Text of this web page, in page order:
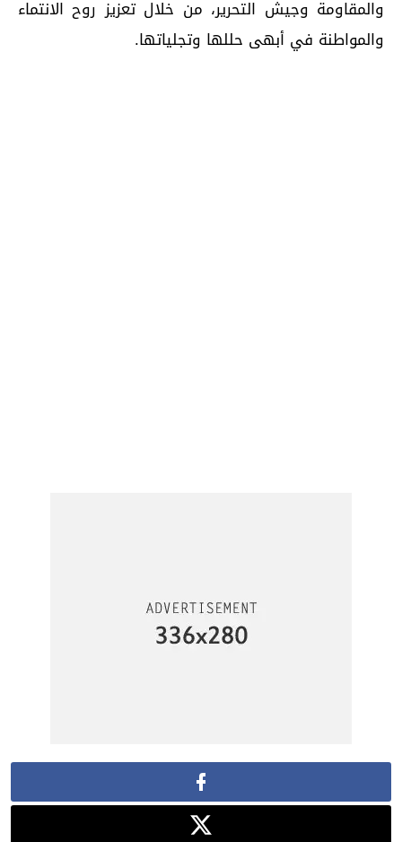
والمقاومة وجيش التحرير، من خلال تعزيز روح الانتماء
والمواطنة في أبهى حللها وتجلياتها.